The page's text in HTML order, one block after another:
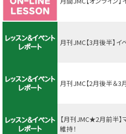
月刊JMC【3月後半】イ
月刊JMC【2月後半＆3
【月刊JMC★2月前半】
維持！